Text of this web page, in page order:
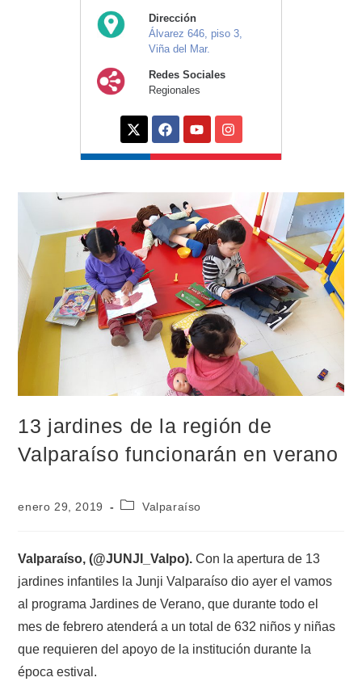
Dirección
Álvarez 646, piso 3,
Viña del Mar.
Redes Sociales
Regionales
13 jardines de la región de
Valparaíso funcionarán en verano
enero 29, 2019 Valparaíso
Valparaíso, (@JUNJI_Valpo). Con la apertura de 13
jardines infantiles la Junji Valparaíso dio ayer el vamos
al programa Jardines de Verano, que durante todo el
mes de febrero atenderá a un total de 632 niños y niñas
que requieren del apoyo de la institución durante la
época estival.